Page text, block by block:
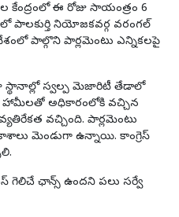
ఈ రోజు సాయంత్రం 6
పాలకుర్తి నియోజకవర్గ వరంగల్
పాల్గొని పార్లమెంటు ఎన్నికలపై
స్వల్ప మెజారిటీ తేడాలో
హామీలతో అధికారంలోకి వచ్చిన
వ్యతిరేకత వచ్చింది. పార్లమెంటు
మెండుగా ఉన్నాయి. కాంగ్రెస్
గెలిచే ఛాన్స్ ఉందని పలు సర్వే